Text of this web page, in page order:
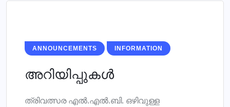
ANNOUNCEMENTS INFORMATION
അറിയിപ്പുകൾ
ത്രിവത്സര എൽ.എൽ.ബി. ഒഴിവുള്ള